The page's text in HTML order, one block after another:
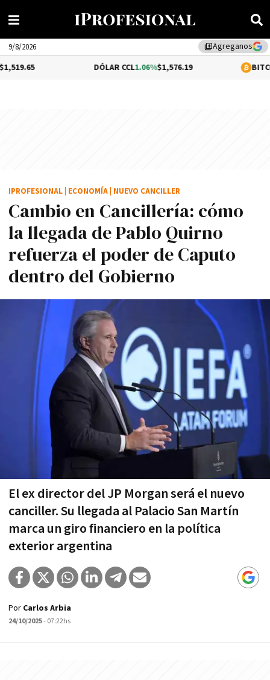
library_addAgreganos
9/8/2026
1.06%$1,576.19 0.26%
Cambio en Cancillería: cómo
la llegada de Pablo Quirno
refuerza el poder de Caputo
dentro del Gobierno
El ex director del JP Morgan será el nuevo
canciller. Su llegada al Palacio San Martín
marca un giro financiero en la política
exterior argentina
IPROFESIONAL ECONOMÍA NUEVO CANCILLER
Por Carlos Arbia
24/10/2025- 07:22hs